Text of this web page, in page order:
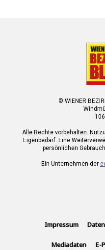
© WIENER
Alle Rechte vorbehalten.
Eigenbedarf. Eine
persönlichen
Ein Unternehmen der
Impressum
Mediadaten E-